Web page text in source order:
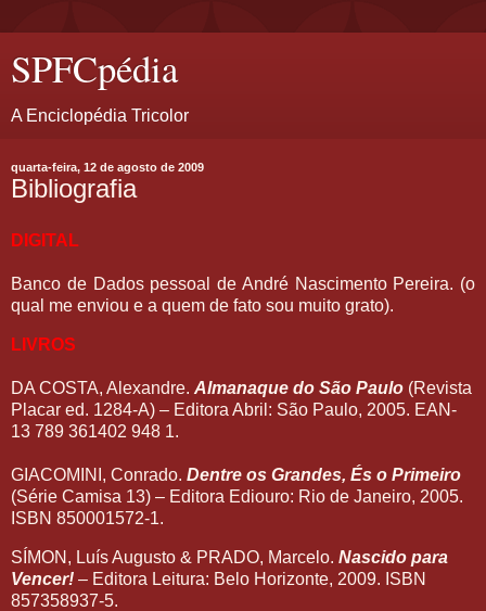
SPFCpédia
A Enciclopédia Tricolor
quarta-feira, 12 de agosto de 2009
Bibliografia
DIGITAL
Banco de Dados pessoal de André Nascimento Pereira. (o
qual me enviou e a quem de fato sou muito grato).
LIVROS
DA COSTA, Alexandre. Almanaque do São Paulo (Revista
Placar ed. 1284-A) – Editora Abril: São Paulo, 2005. EAN-
13 789 361402 948 1.
GIACOMINI, Conrado. Dentre os Grandes, És o Primeiro
(Série Camisa 13) – Editora Ediouro: Rio de Janeiro, 2005.
ISBN 850001572-1.
SÍMON, Luís Augusto & PRADO, Marcelo. Nascido para
Vencer! – Editora Leitura: Belo Horizonte, 2009. ISBN
857358937-5.